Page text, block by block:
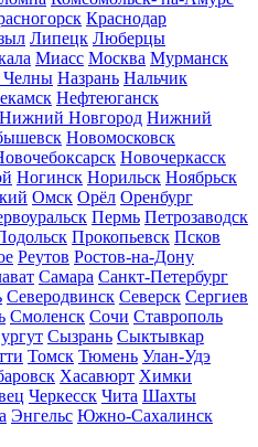
Краснодар
Липецк Люберцы
Миасс Москва Мурманск
Челны Назрань Нальчик
Нефтеюганск
Нижний Новгород Нижний
Новомосковск
Новочеркасск
Ногинск Норильск Ноябрьск
Омск Орёл Оренбург
Пермь Петрозаводск
Прокопьевск Псков
Реутов Ростов-на-Дону
Самара Санкт-Петербург
Северодвинск Северск Сергиев
Смоленск Сочи Ставрополь
Сызрань Сыктывкар
Томск Тюмень Улан-Удэ
Хасавюрт Химки
Черкесск Чита Шахты
Энгельс Южно-Сахалинск